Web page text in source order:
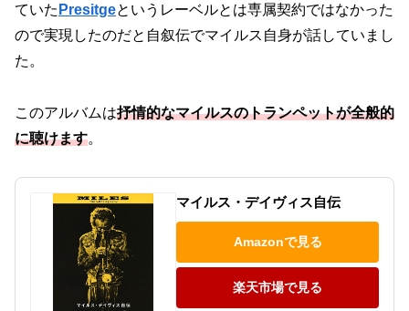
ていた Presitgeというレーベルとは専属契約ではなかった
ので実現したのだと自叙伝でマイルス自身が話していまし
た。
このアルバムは抒情的なマイルスのトランペットが全般的
に聴けます。
マイルス・デイヴィス自伝
Amazonで見る
楽天市場で見る